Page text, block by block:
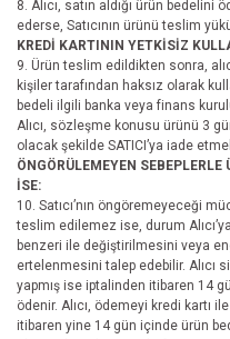
8. Alıcı, satın aldığı ürün bedelini
ederse, Satıcının ürünü teslim
KREDİ KARTININ YETKİSİZ
9. Ürün teslim edildikten sonra,
kişiler tarafından haksız olarak
bedeli ilgili banka veya finans
Alıcı, sözleşme konusu ürünü 3
olacak şekilde SATICI’ya iade
ÖNGÖRÜLEMEYEN
İSE:
10. Satıcı’nın öngöremeyeceği
teslim edilemez ise, durum
benzeri ile değiştirilmesini veya
ertelenmesini talep edebilir. Alıcı
yapmış ise iptalinden itibaren 14
ödenir. Alıcı, ödemeyi kredi kartı
itibaren yine 14 gün içinde ürün